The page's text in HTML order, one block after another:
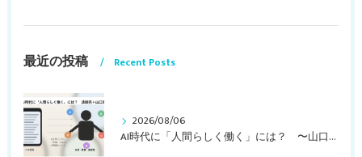
最近の投稿 Recent Posts
2026/08/06
AI時代に「人間らしく働く」には？ 〜山口周さんのインタビュー記事、動画より〜